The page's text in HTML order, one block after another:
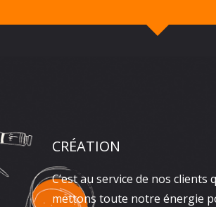
CRÉATION
C’est au service de nos clients
mettons toute notre énergie